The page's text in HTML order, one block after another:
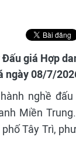
Đấu giá Hợp
ngày 08/7/
nghề
Miền
Tây Trì,